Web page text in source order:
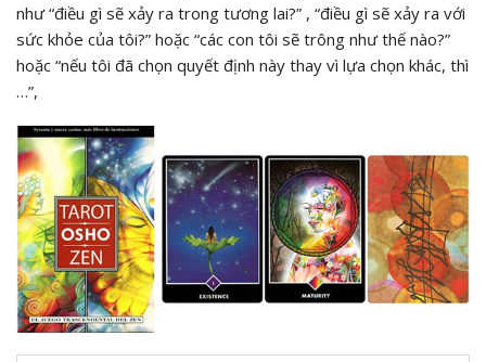
như “điều gì sẽ xảy ra trong tương lai?” , “điều gì sẽ xảy ra với
sức khỏe của tôi?” hoặc “các con tôi sẽ trông như thế nào?”
hoặc “nếu tôi đã chọn quyết định này thay vì lựa chọn khác, thì
…”,